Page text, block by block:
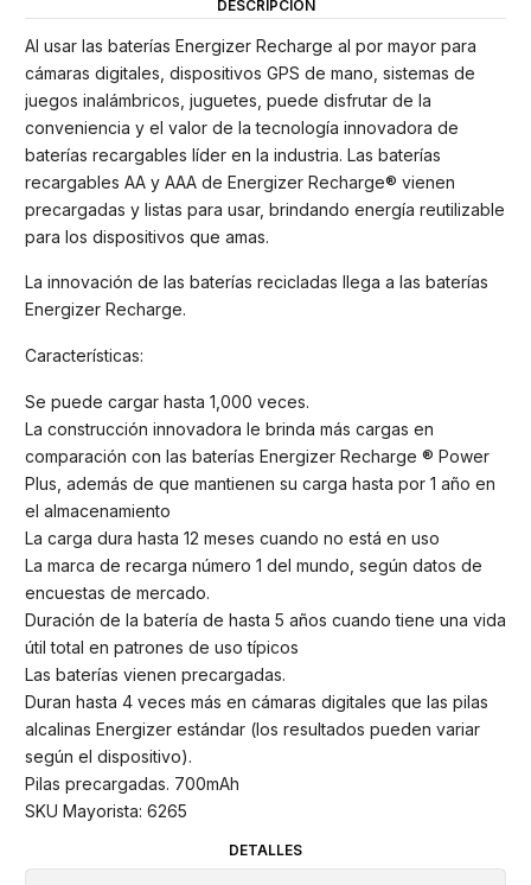
DESCRIPCIÓN
Al usar las baterías Energizer Recharge al por mayor para
cámaras digitales, dispositivos GPS de mano, sistemas de
juegos inalámbricos, juguetes, puede disfrutar de la
conveniencia y el valor de la tecnología innovadora de
baterías recargables líder en la industria. Las baterías
recargables AA y AAA de Energizer Recharge® vienen
precargadas y listas para usar, brindando energía reutilizable
para los dispositivos que amas.
La innovación de las baterías recicladas llega a las baterías
Energizer Recharge.
Características:
Se puede cargar hasta 1,000 veces.
La construcción innovadora le brinda más cargas en
comparación con las baterías Energizer Recharge ® Power
Plus, además de que mantienen su carga hasta por 1 año en
el almacenamiento
La carga dura hasta 12 meses cuando no está en uso
La marca de recarga número 1 del mundo, según datos de
encuestas de mercado.
Duración de la batería de hasta 5 años cuando tiene una vida
útil total en patrones de uso típicos
Las baterías vienen precargadas.
Duran hasta 4 veces más en cámaras digitales que las pilas
alcalinas Energizer estándar (los resultados pueden variar
según el dispositivo).
Pilas precargadas. 700mAh
SKU Mayorista: 6265
DETALLES